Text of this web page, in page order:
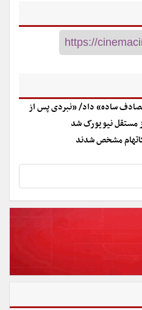
«یک تصادف ساده» داد/ «نبردی پس از
مستقل نیویورک شد
مشخص شدند